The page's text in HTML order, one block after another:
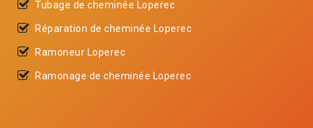
Tubage de cheminée Loperec
Réparation de cheminée Loperec
Ramoneur Loperec
Ramonage de cheminée Loperec